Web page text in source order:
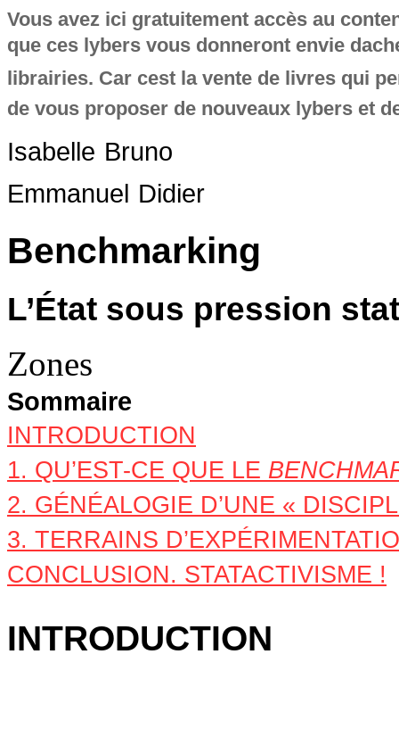
Vous avez ici gratuitement accès au
que ces lybers vous donneront envie
librairies. Car cest la vente de livres qui
de vous proposer de nouveaux lybers et
Isabelle Bruno
Emmanuel Didier
Benchmarking
L’État sous pression
Zones
Sommaire
INTRODUCTION
1. QU’EST-CE QUE LE
2. GÉNÉALOGIE D’UNE «
3. TERRAINS
CONCLUSION. STATACTIVISME !
INTRODUCTION